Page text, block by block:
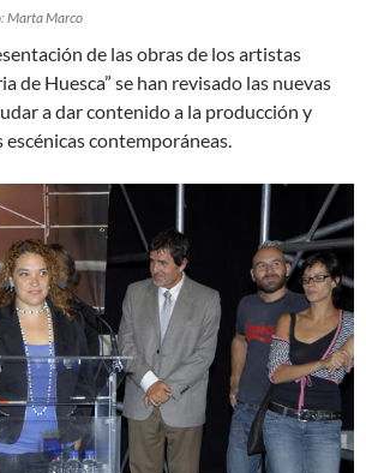
Marta Marco
de las obras de los artistas
de Huesca” se han revisado las nuevas
a dar contenido a la producción y
contemporáneas.